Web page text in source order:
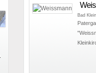
Bad